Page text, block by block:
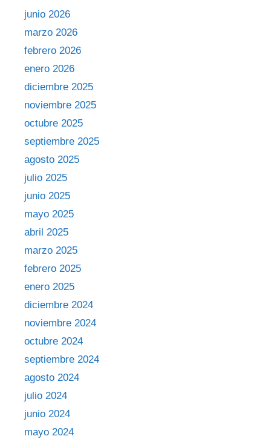
junio 2026
marzo 2026
febrero 2026
enero 2026
diciembre 2025
noviembre 2025
octubre 2025
septiembre 2025
agosto 2025
julio 2025
junio 2025
mayo 2025
abril 2025
marzo 2025
febrero 2025
enero 2025
diciembre 2024
noviembre 2024
octubre 2024
septiembre 2024
agosto 2024
julio 2024
junio 2024
mayo 2024